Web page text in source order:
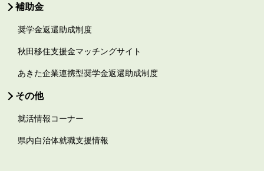
補助金
奨学金返還助成制度
秋田移住支援金マッチングサイト
あきた企業連携型奨学金返還助成制度
その他
就活情報コーナー
県内自治体就職支援情報